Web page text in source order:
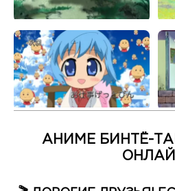
АНИМЕ БИНТЁ-